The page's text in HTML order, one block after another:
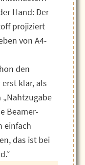
Hand: Der
projiziert
von A4-
den
klar, als
„Nahtzugabe
Beamer-
einfach
das ist bei